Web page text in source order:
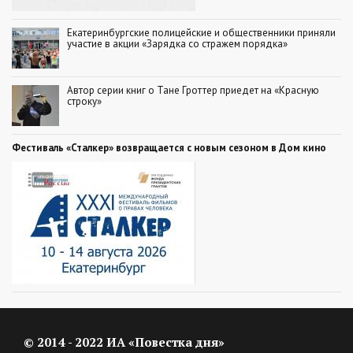
Екатеринбургские полицейские и общественники приняли
участие в акции «Зарядка со стражем порядка»
Автор серии книг о Тане Гроттер приедет на «Красную
строку»
Фестиваль «Сталкер» возвращается с новым сезоном в Дом кино
© 2014 - 2022 ИА «Повестка дня»